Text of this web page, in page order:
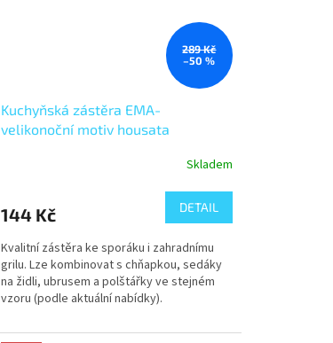
289 Kč
–50 %
Kuchyňská zástěra EMA-
velikonoční motiv housata
Skladem
144 Kč DETAIL
Kvalitní zástěra ke sporáku i zahradnímu
grilu. Lze kombinovat s chňapkou, sedáky
na židli, ubrusem a polštářky ve stejném
vzoru (podle aktuální nabídky).